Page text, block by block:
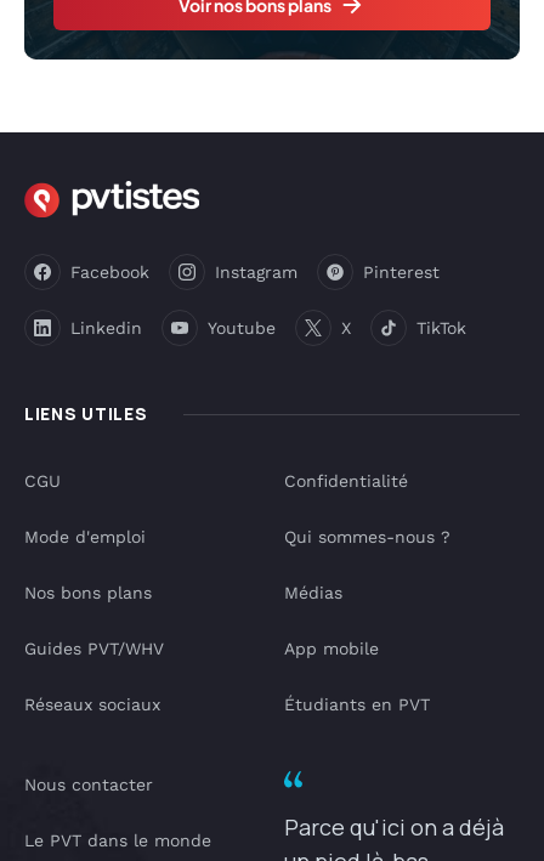
Voir nos bons plans
LIENS UTILES
Facebook Instagram Pinterest
Linkedin Youtube X TikTok
CGU
Mode d'emploi
Nos bons plans
Guides PVT/WHV
Réseaux sociaux
Confidentialité
Qui sommes-nous ?
Médias
App mobile
Étudiants en PVT
Nous contacter
Le PVT dans le monde
Parce qu'ici on a déjà